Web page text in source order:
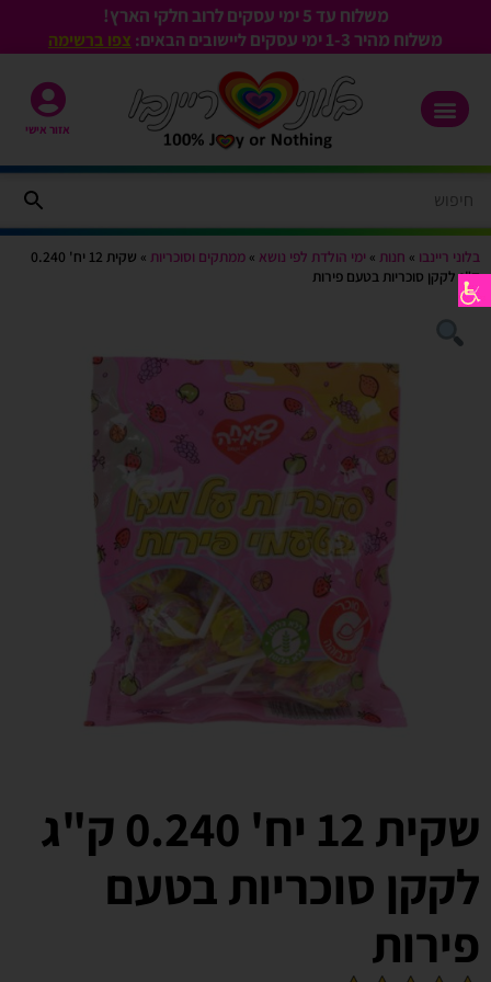
משלוח עד 5 ימי עסקים לרוב חלקי הארץ!
משלוח מהיר 1-3
ימי עסקים ליישובים הבאים: צפו ברשימה
אזור אישי
בלוני ריינבו » חנות » ימי הולדת לפי נושא » ממתקים וסוכריות »
שקית 12 יח' 0.240
ק"ג לקקן סוכריות בטעם פירות
שקית 12 יח' 0.240 ק"ג
לקקן סוכריות בטעם
פירות